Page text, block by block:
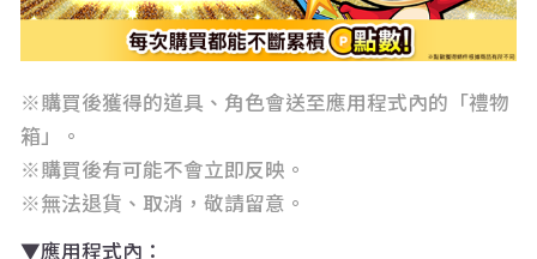
※購買後獲得的道具、角色會送至應用程式內的「禮物
箱」。
※購買後有可能不會立即反映。
※無法退貨、取消，敬請留意。
▼應用程式內：